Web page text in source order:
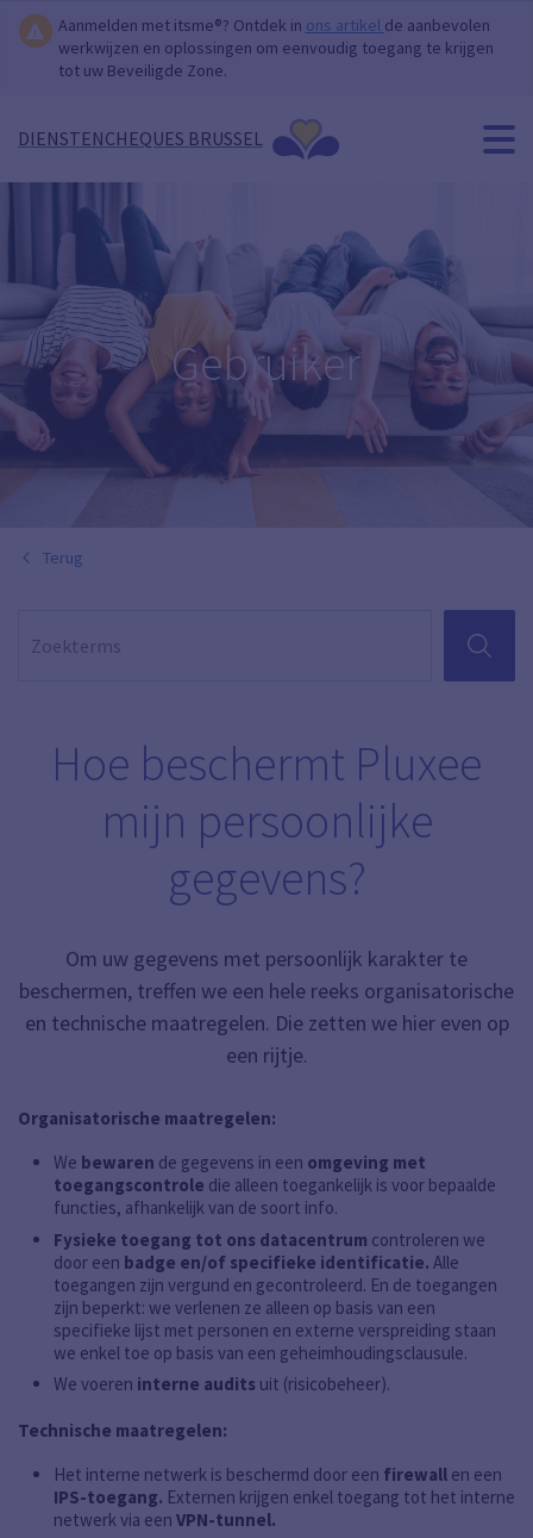
Aanmelden met itsme®? Ontdek in ons artikel de aanbevolen
werkwijzen en oplossingen om eenvoudig toegang te krijgen
tot uw Beveiligde Zone.
DIENSTENCHEQUES BRUSSEL
Gebruiker
Terug
ZOEKEN
Hoe beschermt Pluxee
mijn persoonlijke
gegevens?
Om uw gegevens met persoonlijk karakter te
beschermen, treffen we een hele reeks organisatorische
en technische maatregelen. Die zetten we hier even op
een rijtje.
Organisatorische maatregelen:
We bewaren de gegevens in een omgeving met
toegangscontrole die alleen toegankelijk is voor bepaalde
functies, afhankelijk van de soort info.
Fysieke toegang tot ons datacentrum controleren we
door een badge en/of specifieke identificatie. Alle
toegangen zijn vergund en gecontroleerd. En de toegangen
zijn beperkt: we verlenen ze alleen op basis van een
specifieke lijst met personen en externe verspreiding staan
we enkel toe op basis van een geheimhoudingsclausule.
We voeren interne audits uit (risicobeheer).
Technische maatregelen:
Het interne netwerk is beschermd door een firewall en een
IPS-toegang. Externen krijgen enkel toegang tot het interne
netwerk via een VPN-tunnel.